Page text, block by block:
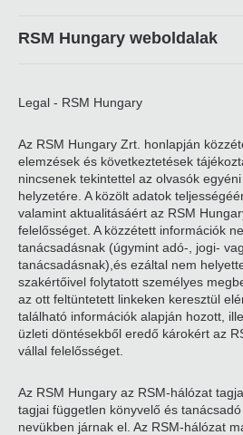
RSM Hungary weboldalak
Legal - RSM Hungary
Az RSM Hungary Zrt. honlapján
elemzések és következtetések
nincsenek tekintettel az olvasók
helyzetére. A közölt adatok
valamint aktualitásáért az RSM
felelősséget. A közzétett információk
tanácsadásnak (úgymint adó-, jogi-
tanácsadásnak),és ezáltal nem
szakértőivel folytatott személyes
az ott feltüntetett linkeken keresztül
található információk alapján hozott,
üzleti döntésekből eredő károkért az
vállal felelősséget.
Az RSM Hungary az RSM-hálózat
tagjai független könyvelő és
nevükben járnak el. Az RSM-hálózat